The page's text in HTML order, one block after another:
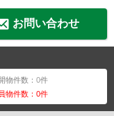
お問い合わせ
物件数：0件
物件数：0件